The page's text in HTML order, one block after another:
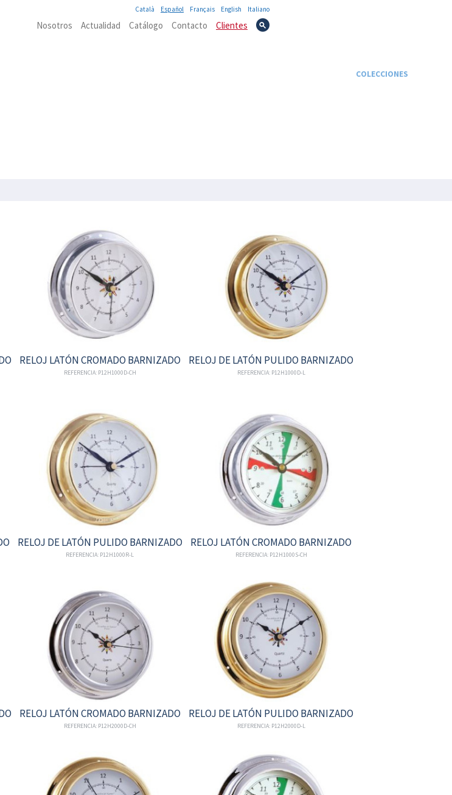
Italiano
English
Français
Español
Català
Clientes
Contacto
Catálogo
Actualidad
Nosotros
COLECCIONES
RELOJ LATÓN CROMADO BARNIZADO
REFERENCIA: P12H1000D-CH
RELOJ DE LATÓN PULIDO BARNIZADO
REFERENCIA: P12H1000D-L
RELOJ DE LATÓN PULIDO BARNIZADO
REFERENCIA: P12H1000R-L
RELOJ LATÓN CROMADO BARNIZADO
REFERENCIA: P12H1000S-CH
RELOJ LATÓN CROMADO BARNIZADO
REFERENCIA: P12H2000D-CH
RELOJ DE LATÓN PULIDO BARNIZADO
REFERENCIA: P12H2000D-L